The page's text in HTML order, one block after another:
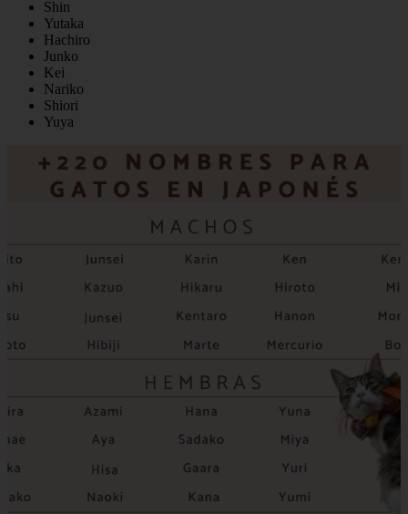
Shin
Yutaka
Hachiro
Junko
Kei
Nariko
Shiori
Yuya